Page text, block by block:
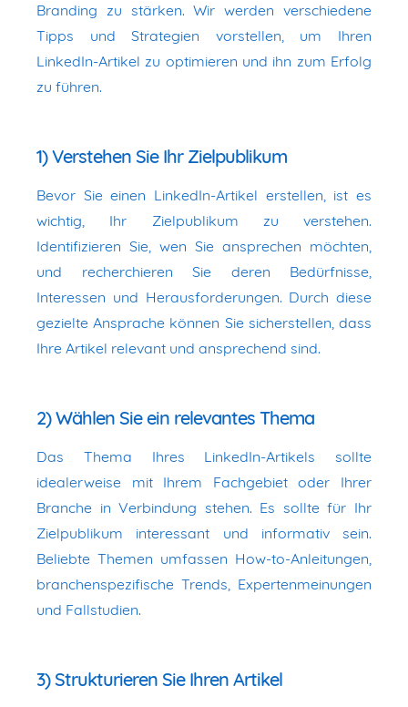
Branding zu stärken. Wir werden verschiedene
Tipps und Strategien vorstellen, um Ihren
LinkedIn-Artikel zu optimieren und ihn zum Erfolg
zu führen.
1) Verstehen Sie Ihr Zielpublikum
Bevor Sie einen LinkedIn-Artikel erstellen, ist es
wichtig, Ihr Zielpublikum zu verstehen.
Identifizieren Sie, wen Sie ansprechen möchten,
und recherchieren Sie deren Bedürfnisse,
Interessen und Herausforderungen. Durch diese
gezielte Ansprache können Sie sicherstellen, dass
Ihre Artikel relevant und ansprechend sind.
2) Wählen Sie ein relevantes Thema
Das Thema Ihres LinkedIn-Artikels sollte
idealerweise mit Ihrem Fachgebiet oder Ihrer
Branche in Verbindung stehen. Es sollte für Ihr
Zielpublikum interessant und informativ sein.
Beliebte Themen umfassen How-to-Anleitungen,
branchenspezifische Trends, Expertenmeinungen
und Fallstudien.
3) Strukturieren Sie Ihren Artikel